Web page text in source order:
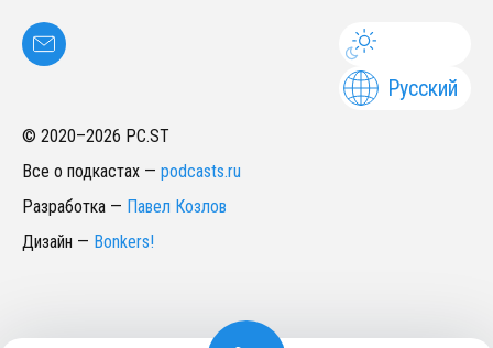
Русский
© 2020–2026 PC.ST
Все о подкастах — podcasts.ru
Разработка — Павел Козлов
Дизайн — Bonkers!